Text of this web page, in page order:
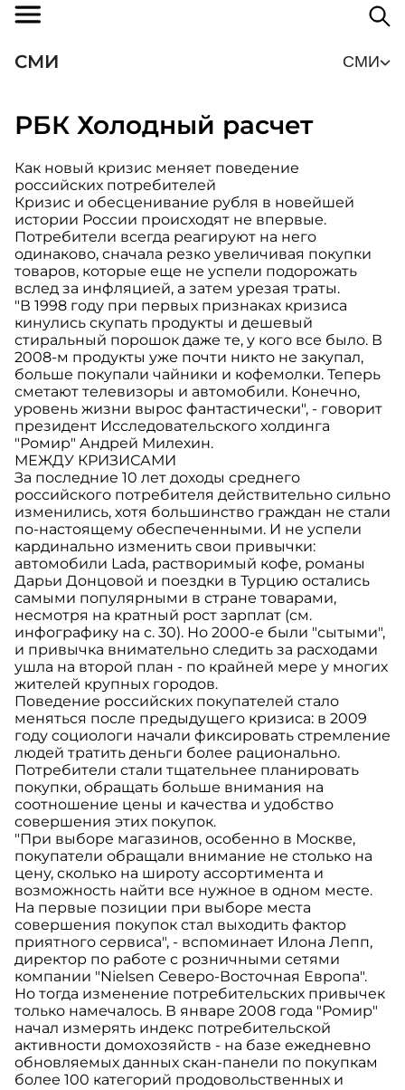
СМИ СМИ
РБК Холодный расчет
Как новый кризис меняет поведение
российских потребителей
Кризис и обесценивание рубля в новейшей
истории России происходят не впервые.
Потребители всегда реагируют на него
одинаково, сначала резко увеличивая покупки
товаров, которые еще не успели подорожать
вслед за инфляцией, а затем урезая траты.
"В 1998 году при первых признаках кризиса
кинулись скупать продукты и дешевый
стиральный порошок даже те, у кого все было. В
2008-м продукты уже почти никто не закупал,
больше покупали чайники и кофемолки. Теперь
сметают телевизоры и автомобили. Конечно,
уровень жизни вырос фантастически", - говорит
президент Исследовательского холдинга
"Ромир" Андрей Милехин.
МЕЖДУ КРИЗИСАМИ
За последние 10 лет доходы среднего
российского потребителя действительно сильно
изменились, хотя большинство граждан не стали
по-настоящему обеспеченными. И не успели
кардинально изменить свои привычки:
автомобили Lada, растворимый кофе, романы
Дарьи Донцовой и поездки в Турцию остались
самыми популярными в стране товарами,
несмотря на кратный рост зарплат (см.
инфографику на с. 30). Но 2000-е были "сытыми",
и привычка внимательно следить за расходами
ушла на второй план - по крайней мере у многих
жителей крупных городов.
Поведение российских покупателей стало
меняться после предыдущего кризиса: в 2009
году социологи начали фиксировать стремление
людей тратить деньги более рационально.
Потребители стали тщательнее планировать
покупки, обращать больше внимания на
соотношение цены и качества и удобство
совершения этих покупок.
"При выборе магазинов, особенно в Москве,
покупатели обращали внимание не столько на
цену, сколько на широту ассортимента и
возможность найти все нужное в одном месте.
На первые позиции при выборе места
совершения покупок стал выходить фактор
приятного сервиса", - вспоминает Илона Лепп,
директор по работе с розничными сетями
компании "Nielsen Северо-Восточная Европа".
Но тогда изменение потребительских привычек
только намечалось. В январе 2008 года "Ромир"
начал измерять индекс потребительской
активности домохозяйств - на базе ежедневно
обновляемых данных скан-панели по покупкам
более 100 категорий продовольственных и